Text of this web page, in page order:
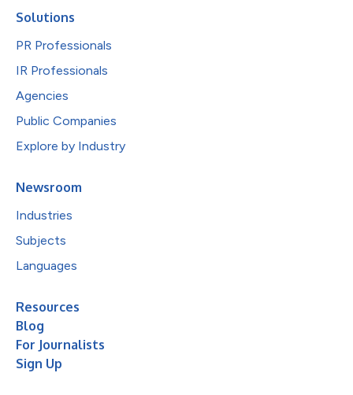
Solutions
PR Professionals
IR Professionals
Agencies
Public Companies
Explore by Industry
Newsroom
Industries
Subjects
Languages
Resources
Blog
For Journalists
Sign Up